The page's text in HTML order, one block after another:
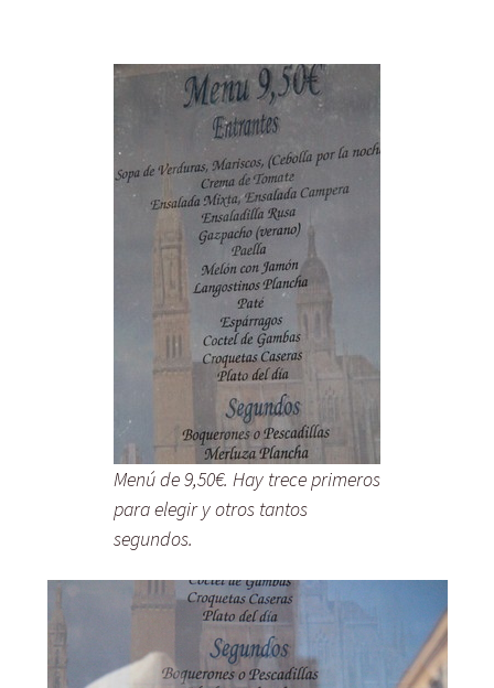
Menú de 9,50€. Hay trece primeros
para elegir y otros tantos
segundos.